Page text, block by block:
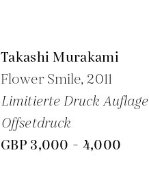
Takashi Murakami
Flower Smile, 2011
Limitierte Druck Auflage
Offsetdruck
GBP 3,000 - 4,000